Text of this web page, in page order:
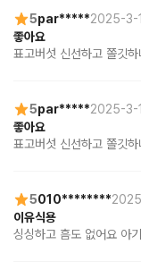
5par*****2025-3-
좋아요
표고버섯 신선하고 쫄깃
5par*****2025-3-
좋아요
표고버섯 신선하고 쫄깃
5010********
이유식용
싱싱하고 흠도 없어요 아